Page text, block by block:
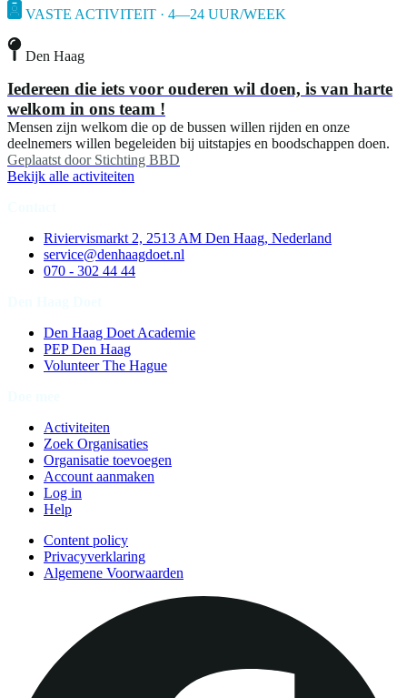
VASTE ACTIVITEIT · 4—24 UUR/WEEK
Den Haag
Iedereen die iets voor ouderen wil doen, is van harte
welkom in ons team !
Mensen zijn welkom die op de bussen willen rijden en onze
deelnemers willen begeleiden bij uitstapjes en boodschappen doen.
Geplaatst door Stichting BBD
Bekijk alle activiteiten
Riviervismarkt 2, 2513 AM Den Haag, Nederland
service@denhaagdoet.nl
070 - 302 44 44
Den Haag Doet Academie
PEP Den Haag
Volunteer The Hague
Activiteiten
Zoek Organisaties
Organisatie toevoegen
Account aanmaken
Log in
Help
Content policy
Privacyverklaring
Algemene Voorwaarden